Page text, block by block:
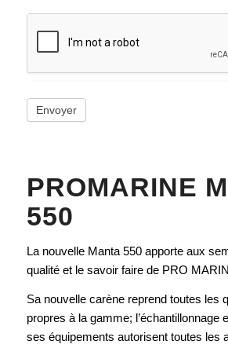
Envoyer
PROMARINE
550
La nouvelle Manta 550 apporte aux
qualité et le savoir faire de PRO
Sa nouvelle carène reprend toutes les
propres à la gamme; l’échantillonnage
ses équipements autorisent toutes les